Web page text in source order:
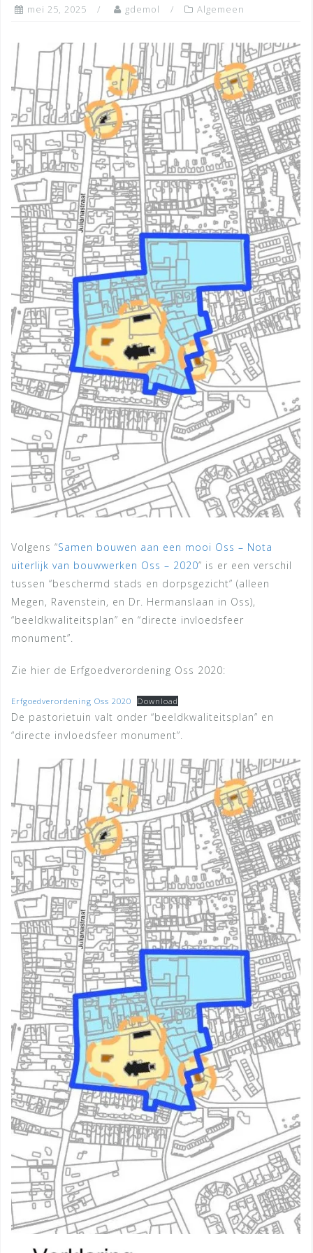
mei 25, 2025 gdemol Algemeen
Volgens “Samen bouwen aan een mooi Oss – Nota
uiterlijk van bouwwerken Oss – 2020” is er een verschil
tussen “beschermd stads en dorpsgezicht” (alleen
Megen, Ravenstein, en Dr. Hermanslaan in Oss),
“beeldkwaliteitsplan” en “directe invloedsfeer
monument”.
Zie hier de Erfgoedverordening Oss 2020:
Erfgoedverordening Oss 2020 Download
De pastorietuin valt onder “beeldkwaliteitsplan” en
“directe invloedsfeer monument”.